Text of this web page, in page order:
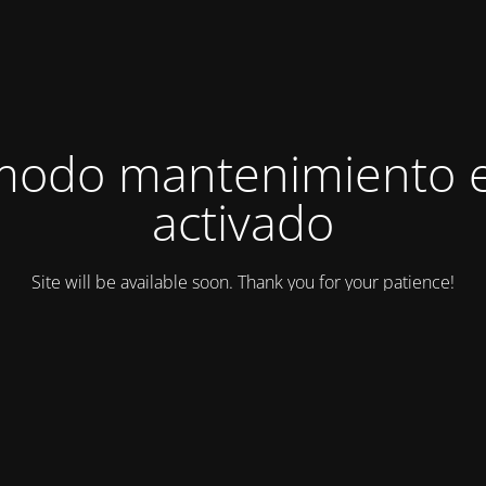
mantenimiento
activado
Site will be available soon. Thank you for your patience!